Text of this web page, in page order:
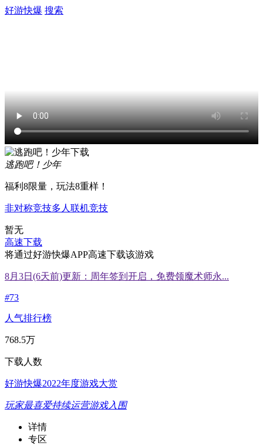
好游快爆 搜索
逃跑吧！少年
福利8限量，玩法8重样！
非对称竞技多人联机竞技
暂无
高速下载
将通过好游快爆APP高速下载该游戏
8月3日(6天前)更新：周年签到开启，免费领魔术师永...
#73
人气排行榜
768.5万
下载人数
好游快爆2022年度游戏大赏
玩家最喜爱持续运营游戏入围
详情
专区